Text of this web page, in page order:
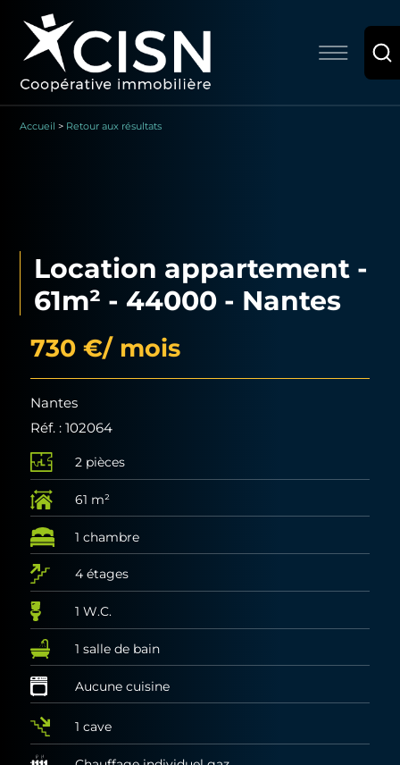
Accueil > Retour aux résultats
Location appartement -
61m² - 44000 - Nantes
730 €/ mois
Nantes
Réf. : 102064
2 pièces
61 m²
1 chambre
4 étages
1 W.C.
1 salle de bain
Aucune cuisine
1 cave